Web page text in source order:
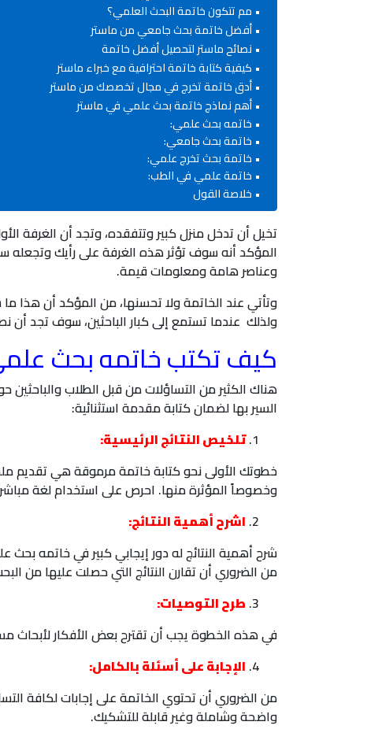
مم تتكون خاتمة البحث العلمي؟
أفضل خاتمة بحث جامعي من ماستر
نصائح ماستر لتحصيل أفضل خاتمة
كيفية كتابة خاتمة احترافية مع خبراء ماستر
أدق خاتمة تخرج في مجال تخصصك من ماستر
أهم نماذج خاتمة بحث علمي في ماستر
خاتمه بحث علمي:
خاتمة بحث جامعي:
خاتمة بحث تخرج علمي:
خاتمة علمي في الطب:
خلاصة القول
تخيل أن تدخل منزل كبير وتتفقده، وتجد أن الغرفة
المؤكد أنه سوف تؤثر هذه الغرفة على رأيك وتجعله
وعناصر هامة ومعلومات قيمة.
وتأتي عند الخاتمة ولا تحسنها، من المؤكد أن هذا
ولذلك عندما تستمع إلى كبار الباحثين، سوف تجد أن
كيف تكتب خاتمه بحث علمي
هناك الكثير من التساؤلات من قبل الطلاب
السير بها لضمان كتابة مقدمة استثنائية:
تلخيص النتائج الرئيسية:
خطوتك الأولى نحو كتابة خاتمة مرموقة هي تقديم
وخصوصاً المؤثرة منها. احرص على استخدام لغة
اشرح أهمية النتائج:
شرح أهمية النتائج له دور إيجابي كبير في خاتمه
من الضروري أن تقارن النتائج التي حصلت عليها من
طرح التوصيات:
في هذه الخطوة يجب أن تقترح بعض الأفكار لأبحاث
الإجابة على أسئلة بالكامل:
من الضروري أن تحتوي الخاتمة على إجابات لكافة
واضحة وشاملة وغير قابلة للتشكيك.